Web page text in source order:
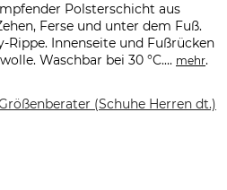
Polsterschicht aus
Ferse und unter dem Fuß.
Rippe. Innenseite und Fußrücken
Waschbar bei 30 °C.... mehr.
(Schuhe Herren dt.)